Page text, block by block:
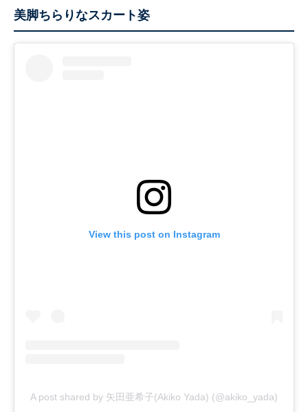
美脚ちらりなスカート姿
View this post on Instagram
A post shared by 矢田亜希子(Akiko Yada) (@akiko_yada)